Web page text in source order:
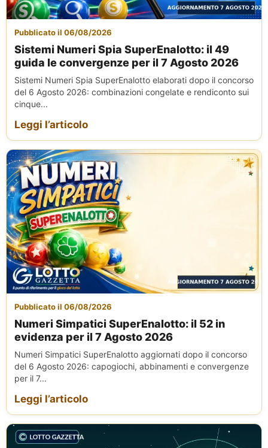
Pubblicato il 06/08/2026
Sistemi Numeri Spia SuperEnalotto: il 49
guida le convergenze per il 7 Agosto 2026
Sistemi Numeri Spia SuperEnalotto elaborati dopo il concorso
del 6 Agosto 2026: combinazioni congelate e rendiconto sui
cinque...
Leggi l’articolo
Pubblicato il 06/08/2026
Numeri Simpatici SuperEnalotto: il 52 in
evidenza per il 7 Agosto 2026
Numeri Simpatici SuperEnalotto aggiornati dopo il concorso
del 6 Agosto 2026: capogiochi, abbinamenti e convergenze
per il 7...
Leggi l’articolo